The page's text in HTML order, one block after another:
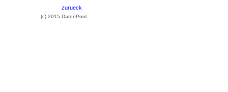
zurueck
(c) 2015 DatenPool